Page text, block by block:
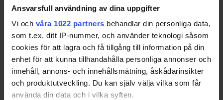
Ansvarsfull användning av dina uppgifter
Vi och våra 1022 partners behandlar din personliga data,
som t.ex. ditt IP-nummer, och använder teknologi såsom
cookies för att lagra och få tillgång till information på din
enhet för att kunna tillhandahålla personliga annonser och
innehåll, annons- och innehållsmätning, åskådarinsikter
och produktutveckling. Du kan själv välja vilka som får
använda din data och i vilka syften.